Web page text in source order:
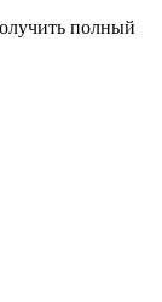
полный